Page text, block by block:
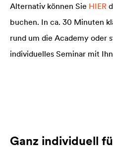
Alternativ können Sie HIER
buchen. In ca. 30 Minuten
rund um die Academy oder
individuelles Seminar mit
Ganz individuell